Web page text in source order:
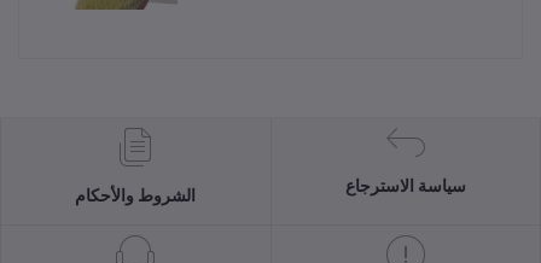
الشروط والأحكام
سياسة الاسترجاع